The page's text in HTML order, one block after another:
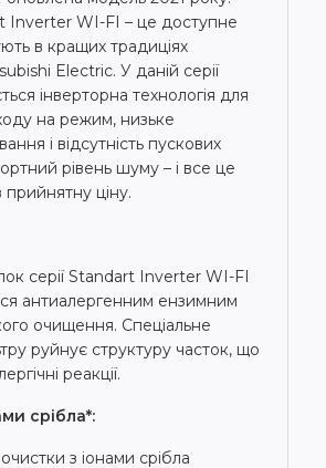
Inverter WI-FI – це доступне
в кращих традиціях
Electric. У даній серії
інверторна технологія для
на режим, низьке
і відсутність пускових
рівень шуму – і все це
прийнятну ціну.
серії Standart Inverter WI-FI
антиалергенним ензимним
очищення. Спеціальне
руйнує структуру часток, що
реакції.
срібла*:
з іонами срібла